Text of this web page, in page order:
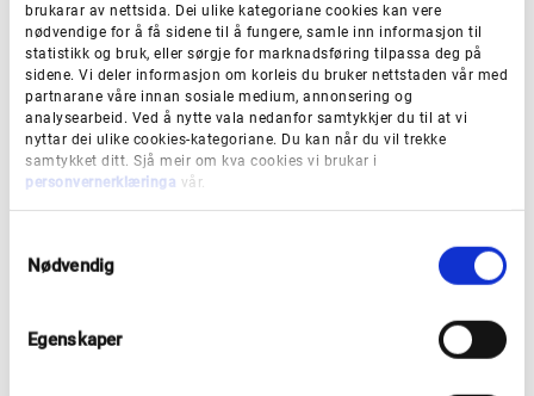
brukarar av nettsida. Dei ulike kategoriane cookies kan vere
nødvendige for å få sidene til å fungere, samle inn informasjon til
statistikk og bruk, eller sørgje for marknadsføring tilpassa deg på
sidene. Vi deler informasjon om korleis du bruker nettstaden vår med
partnarane våre innan sosiale medium, annonsering og
analysearbeid. Ved å nytte vala nedanfor samtykkjer du til at vi
nyttar dei ulike cookies-kategoriane. Du kan når du vil trekke
samtykket ditt. Sjå meir om kva cookies vi brukar i
personvernerklæringa vår.
Nødvendig
Egenskaper
Kva gjer vi om vinteren?
Snøbrøyting og rydding
Vi brøytar, fresar og høvlar ulike areal frie for snø og
busslommer, rasteplassar, snuplassar,
Snøbrøyting vert vanlegvis utført med plog montert